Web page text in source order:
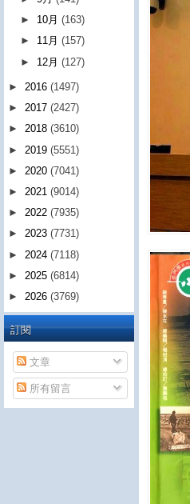
► 10月(163)
► 11月(157)
► 12月(127)
► 2016 (1497)
► 2017 (2427)
► 2018 (3610)
► 2019 (5551)
► 2020 (7041)
► 2021 (9014)
► 2022 (7935)
► 2023 (7731)
► 2024 (7118)
► 2025 (6814)
► 2026 (3769)
訂閱
文章
所有留言